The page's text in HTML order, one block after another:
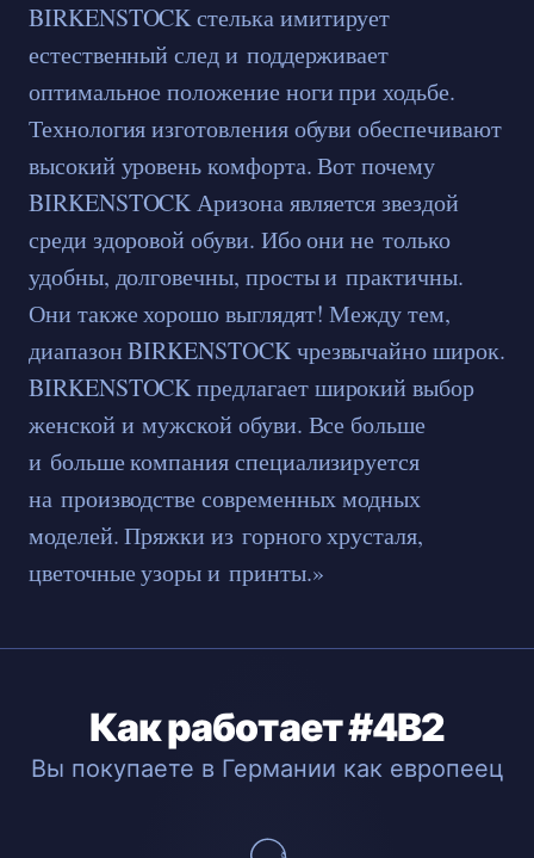
BIRKENSTOCK стелька имитирует
естественный след и поддерживает
оптимальное положение ноги при ходьбе.
Технология изготовления обуви обеспечивают
высокий уровень комфорта. Вот почему
BIRKENSTOCK Аризона является звездой
среди здоровой обуви. Ибо они не только
удобны, долговечны, просты и практичны.
Они также хорошо выглядят! Между тем,
диапазон BIRKENSTOCK чрезвычайно широк.
BIRKENSTOCK предлагает широкий выбор
женской и мужской обуви. Все больше
и больше компания специализируется
на производстве современных модных
моделей. Пряжки из горного хрусталя,
цветочные узоры и принты.»
Как работает #4B2
Вы покупаете в Германии как европеец